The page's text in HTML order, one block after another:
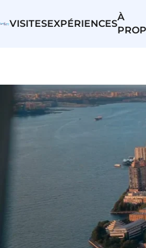
VISITESEXPÉRIENCES
À